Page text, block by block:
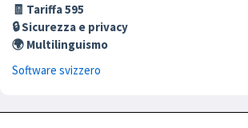
🧾 Tariffa 595
🔒 Sicurezza e privacy
🌍 Multilinguismo
Software svizzero